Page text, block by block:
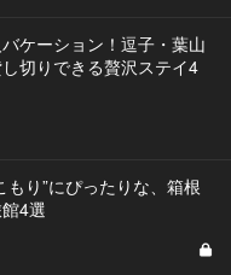
ケーション！逗子・葉山
切りできる贅沢ステイ4
もり”にぴったりな、箱根
4選